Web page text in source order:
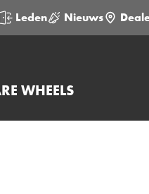
Leden Nieuws
WHEELS